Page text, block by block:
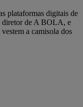
plataformas digitais de
diretor de A BOLA, e
a camisola dos